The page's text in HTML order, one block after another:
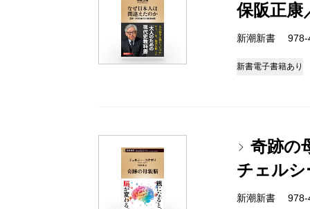
保阪正康
新潮新書
新書電子書籍あり
奇跡の
チェルシ
新潮新書